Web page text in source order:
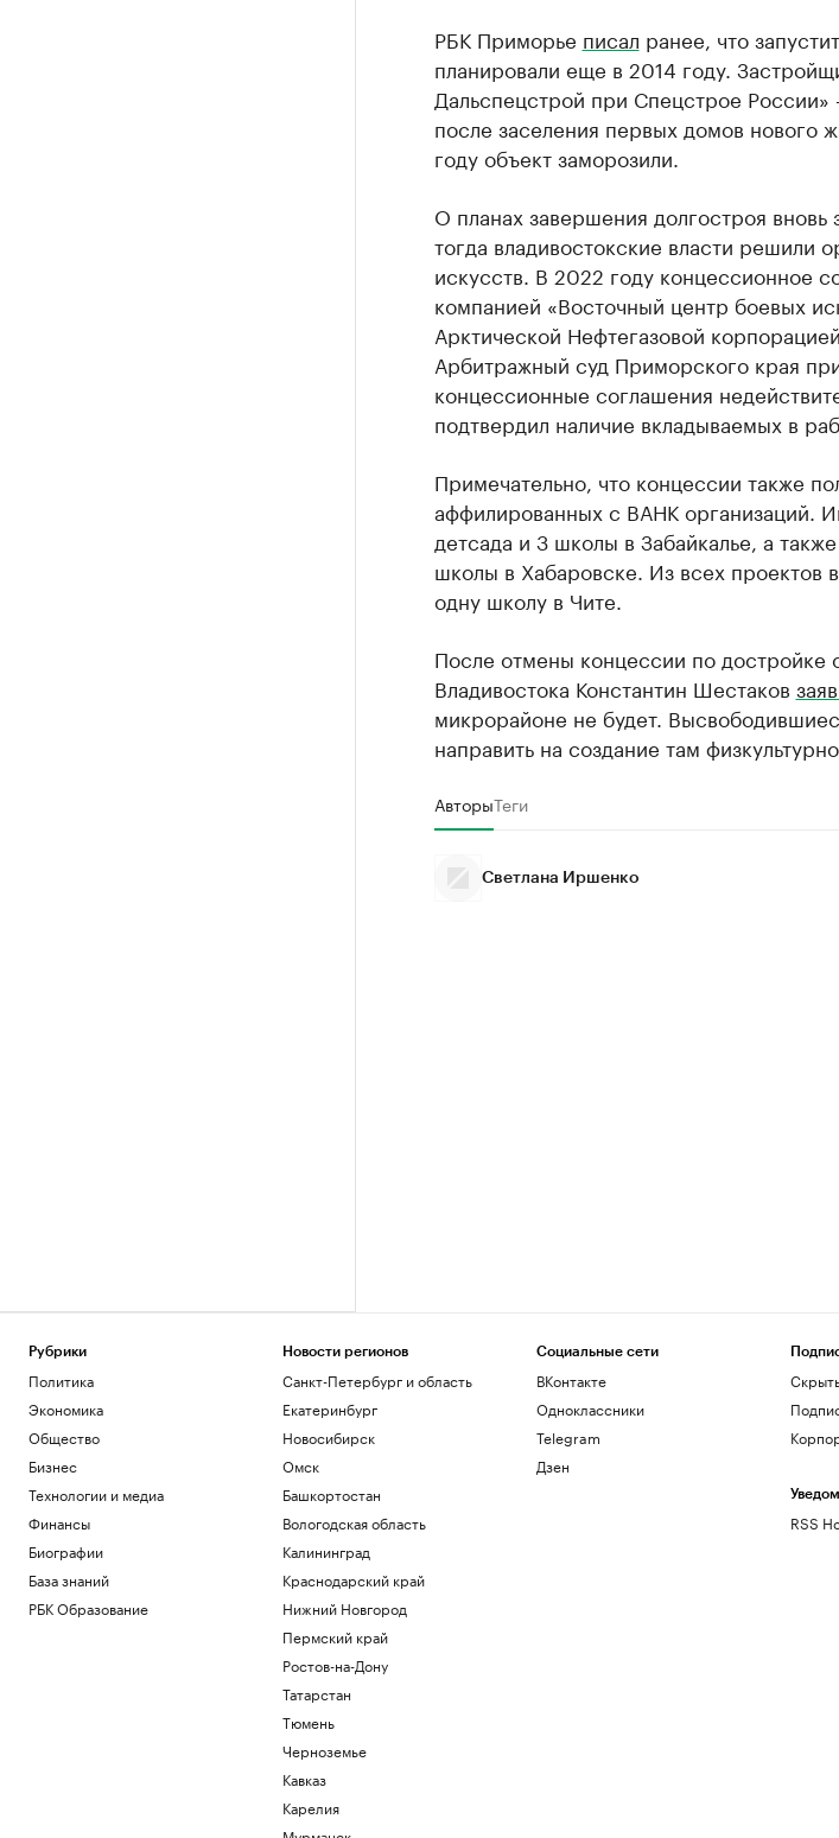
РБК Приморье писал ранее, что
планировали еще в 2014 году.
Дальспецстрой при Спецстрое
после заселения первых домов нового
году объект заморозили.
О планах завершения долгостроя
тогда владивостокские власти решили
искусств. В 2022 году концессионное
компанией «Восточный центр боевых
Арктической Нефтегазовой
Арбитражный суд Приморского края
концессионные соглашения
подтвердил наличие вкладываемых в
Примечательно, что концессии также
аффилированных с ВАНК организаций.
детсада и 3 школы в Забайкалье, а
школы в Хабаровске. Из всех проектов
одну школу в Чите.
После отмены концессии по достройке
Владивостока Константин Шестаков
микрорайоне не будет.
направить на создание там
АвторыТеги
Светлана Иршенко
Рубрики
Политика
Экономика
Общество
Бизнес
Технологии и медиа
Финансы
Биографии
База знаний
РБК Образование
Новости регионов
Санкт-Петербург и область
Екатеринбург
Новосибирск
Омск
Башкортостан
Вологодская область
Калининград
Краснодарский край
Нижний Новгород
Пермский край
Ростов-на-Дону
Татарстан
Тюмень
Черноземье
Кавказ
Карелия
Социальные сети
ВКонтакте
Одноклассники
Telegram
Дзен
RSS